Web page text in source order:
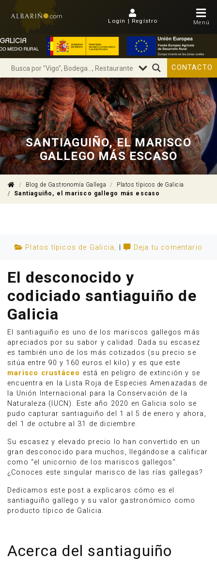
Login | Regístro Menú
Anúnciate
CONTACTO
SANTIAGUIÑO, EL MARISCO
GALLEGO MÁS ESCASO
Blog de Gastronomía Gallega
Platos típicos de Galicia
Santiaguiño, el marisco gallego más escaso
Platos típicos de Galicia, | Deja tu comentario
El desconocido y
codiciado santiaguiño de
Galicia
El santiaguiño es uno de los mariscos gallegos más
apreciados por su sabor y calidad. Dada su escasez
es también uno de los más cotizados (su precio se
sitúa entre 90 y 160 euros el kilo) y es que este
marisco crustáceo está en peligro de extinción y se
encuentra en la Lista Roja de Especies Amenazadas de
la Unión Internacional para la Conservación de la
Naturaleza (IUCN). Este año 2020 en Galicia solo se
pudo capturar santiaguiño del 1 al 5 de enero y ahora,
del 1 de octubre al 31 de diciembre.
Su escasez y elevado precio lo han convertido en un
gran desconocido para muchos, llegándose a calificar
como “el unicornio de los mariscos gallegos”.
¿Conoces este singular marisco de las rías gallegas?
Dedicamos este post a explicaros cómo es el
santiaguiño gallego y su valor gastronómico como
producto típico de Galicia.
Acerca del santiaguiño